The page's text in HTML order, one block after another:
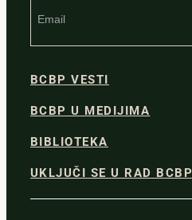
BCBP VESTI
BCBP U MEDIJIMA
BIBLIOTEKA
UKLJUČI SE U RAD BCBP